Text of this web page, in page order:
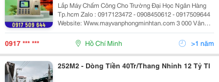
Lắp Máy Chấm Công Cho Trường Đại Học Ngân Hàng
Tp.hcm Zalo : 0917123472 - 0908450612 - 0917509644
Website: Www.mayvanphongminhtan.com 3 000 Vân
Tay, 3.000 Thẻ, Password Bộ Nhớ : 193.000 Lần Chấm
Công In/Out Nhận Diện 1 Trong 10 Ngón Tay...
0917 *** *** Hồ Chí Minh >1 năm
252M2 - Dòng Tiền 40Tr/Thang Nhỉnh 12 Tỷ Tl